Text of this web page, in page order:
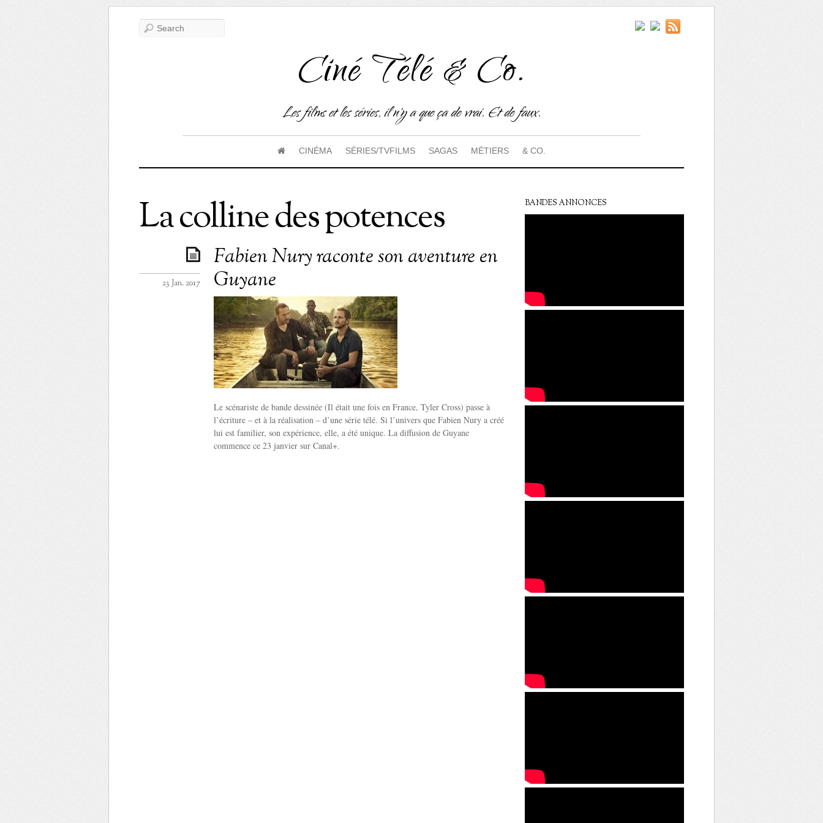
Ciné Télé & Co.
Les films et les séries, il n'y a que ça de vrai. Et de faux.
CINÉMA SÉRIES/TVFILMS SAGAS MÉTIERS & CO.
La colline des potences
Fabien Nury raconte son aventure en
Guyane
23 Jan. 2017
Le scénariste de bande dessinée (Il était une fois en France, Tyler Cross) passe à
l’écriture – et à la réalisation – d’une série télé. Si l’univers que Fabien Nury a créé
lui est familier, son expérience, elle, a été unique. La diffusion de Guyane
commence ce 23 janvier sur Canal+.
BANDES ANNONCES